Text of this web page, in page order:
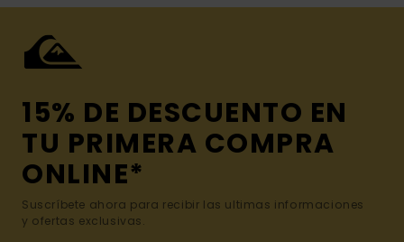
15% DE DESCUENTO EN
TU PRIMERA COMPRA
ONLINE*
Suscríbete ahora para recibir las ultimas informaciones
y ofertas exclusivas.